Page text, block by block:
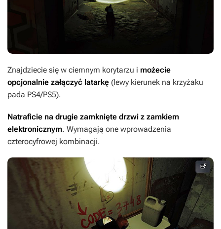
Znajdziecie się w ciemnym korytarzu i możecie
opcjonalnie załączyć latarkę (lewy kierunek na krzyżaku
pada PS4/PS5).
Natraficie na drugie zamknięte drzwi z zamkiem
elektronicznym. Wymagają one wprowadzenia
czterocyfrowej kombinacji.